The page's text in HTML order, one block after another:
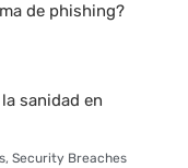
de phishing?
sanidad en
, Security Breaches